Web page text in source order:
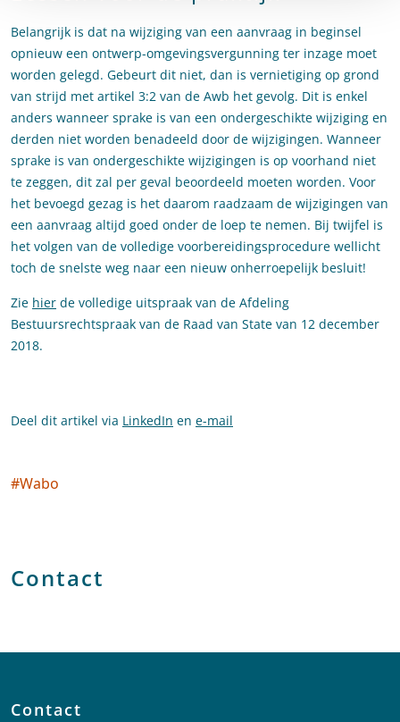
Belangrijk is dat na wijziging van een aanvraag in beginsel
opnieuw een ontwerp-omgevingsvergunning ter inzage moet
worden gelegd. Gebeurt dit niet, dan is vernietiging op grond
van strijd met artikel 3:2 van de Awb het gevolg. Dit is enkel
anders wanneer sprake is van een ondergeschikte wijziging en
derden niet worden benadeeld door de wijzigingen. Wanneer
sprake is van ondergeschikte wijzigingen is op voorhand niet
te zeggen, dit zal per geval beoordeeld moeten worden. Voor
het bevoegd gezag is het daarom raadzaam de wijzigingen van
een aanvraag altijd goed onder de loep te nemen. Bij twijfel is
het volgen van de volledige voorbereidingsprocedure wellicht
toch de snelste weg naar een nieuw onherroepelijk besluit!
Zie hier de volledige uitspraak van de Afdeling
Bestuursrechtspraak van de Raad van State van 12 december
2018.
Deel dit artikel via LinkedIn en e-mail
Social tags
#Wabo
Contact
Contact